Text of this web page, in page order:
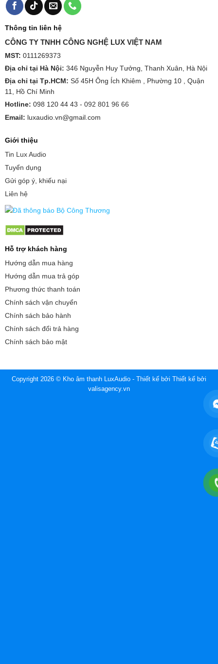
Thông tin liên hệ
CÔNG TY TNHH CÔNG NGHỆ LUX VIỆT NAM
MST: 0111269373
Địa chỉ tại Hà Nội: 346 Nguyễn Huy Tưởng, Thanh Xuân, Hà Nội
Địa chỉ tại Tp.HCM: Số 45H Ông Ích Khiêm , Phường 10 , Quận
11, Hồ Chí Minh
Hotline: 098 120 44 43 - 092 801 96 66
Email: luxaudio.vn@gmail.com
Giới thiệu
Tin Lux Audio
Tuyển dụng
Gửi góp ý, khiếu nại
Liên hệ
Hỗ trợ khách hàng
Hướng dẫn mua hàng
Hướng dẫn mua trả góp
Phương thức thanh toán
Chính sách vận chuyển
Chính sách bảo hành
Chính sách đổi trả hàng
Chính sách bảo mật
Copyright 2026 © Kho âm thanh LuxAudio - Thiết kế bởi Thiết kế bởi
valisagency.vn